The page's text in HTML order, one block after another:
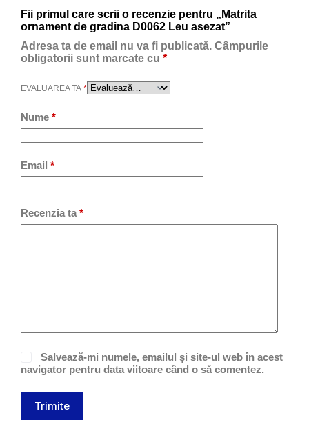
Fii primul care scrii o recenzie pentru „Matrita
ornament de gradina D0062 Leu asezat”
Adresa ta de email nu va fi publicată. Câmpurile
obligatorii sunt marcate cu *
EVALUAREA TA *
Nume *
Email *
Recenzia ta *
Salvează-mi numele, emailul și site-ul web în acest
navigator pentru data viitoare când o să comentez.
Trimite